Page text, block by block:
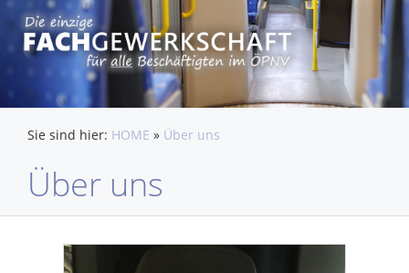
Sie sind hier: HOME » Über uns
Über uns